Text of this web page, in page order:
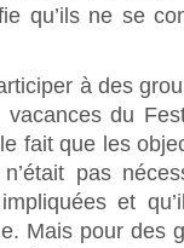
qu’ils ne se
à des
du
fait que les
pas
et
Mais pour des